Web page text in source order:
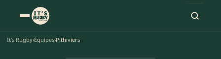
It's Rugby›Équipes›Pithiviers